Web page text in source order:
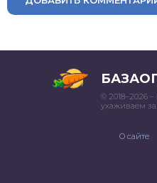
© 2018–2026
ухаживаем
О сайте